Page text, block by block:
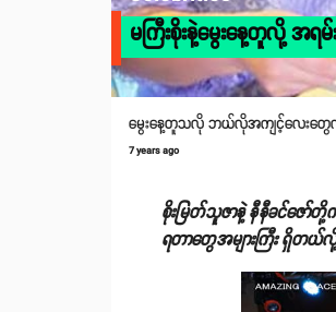
မကြီးစိုးနဲ့မွေးနေ့တူလို့ အရ
မွေးနေ့တူသလို ဘယ်လိုအကျင့်လေးတွေလဲ
7 years ago
စိုးမြတ်သူဇာနဲ့ နီနီခင်ဇော်
ရတာတွေအများကြီး ရှိတ